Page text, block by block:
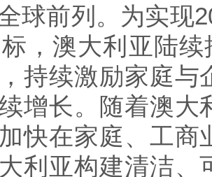
球前列。为实现
，澳大利亚陆
持续激励家庭
增长。随着澳
快在家庭、工
利亚构建清洁